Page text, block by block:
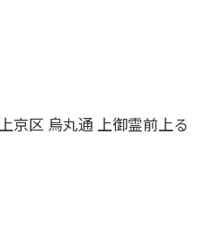
京区 烏丸通 上御霊前上る